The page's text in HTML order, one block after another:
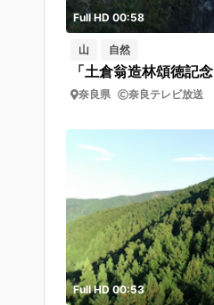
Full HD 00:58
山 自然
「土倉翁造林頌徳記
奈良県 奈良テレビ放送
Full HD 00:53